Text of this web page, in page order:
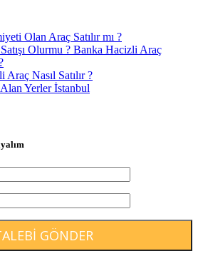
Olan Araç Satılır mı ?
Olurmu ? Banka Hacizli Araç
Nasıl Satılır ?
Yerler İstanbul